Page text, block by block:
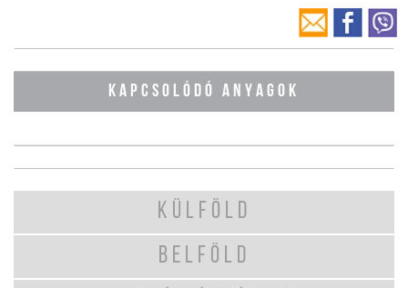
KAPCSOLÓDÓ ANYAGOK
KÜLFÖLD
BELFÖLD